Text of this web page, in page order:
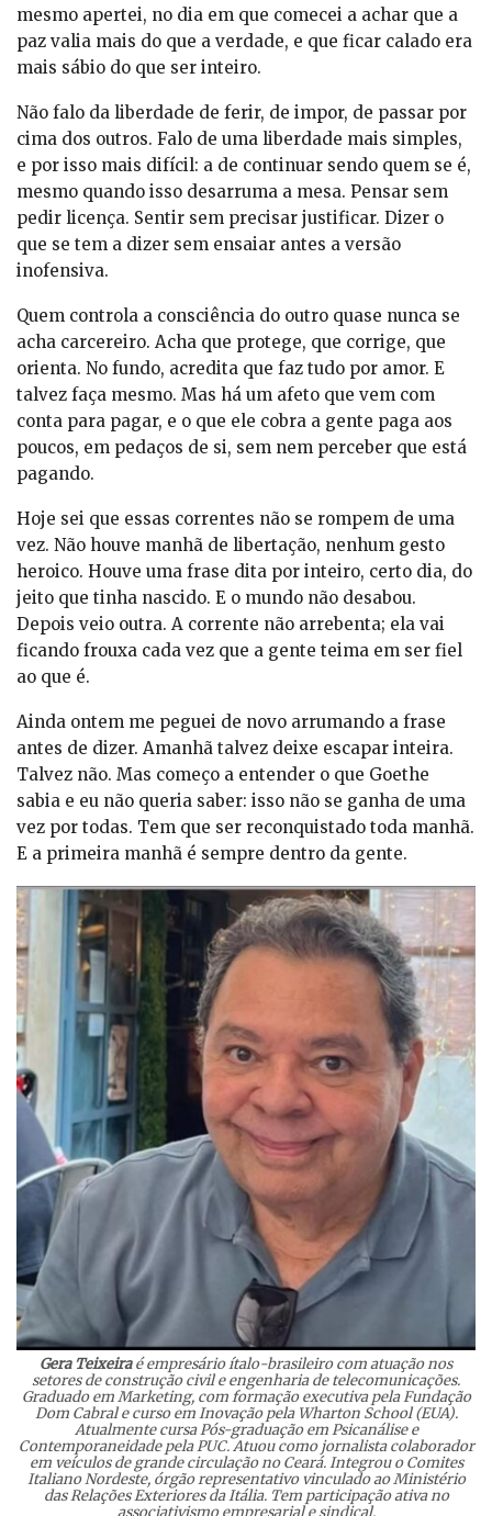
mesmo apertei, no dia em que comecei a achar que a
paz valia mais do que a verdade, e que ficar calado era
mais sábio do que ser inteiro.
Não falo da liberdade de ferir, de impor, de passar por
cima dos outros. Falo de uma liberdade mais simples,
e por isso mais difícil: a de continuar sendo quem se é,
mesmo quando isso desarruma a mesa. Pensar sem
pedir licença. Sentir sem precisar justificar. Dizer o
que se tem a dizer sem ensaiar antes a versão
inofensiva.
Quem controla a consciência do outro quase nunca se
acha carcereiro. Acha que protege, que corrige, que
orienta. No fundo, acredita que faz tudo por amor. E
talvez faça mesmo. Mas há um afeto que vem com
conta para pagar, e o que ele cobra a gente paga aos
poucos, em pedaços de si, sem nem perceber que está
pagando.
Hoje sei que essas correntes não se rompem de uma
vez. Não houve manhã de libertação, nenhum gesto
heroico. Houve uma frase dita por inteiro, certo dia, do
jeito que tinha nascido. E o mundo não desabou.
Depois veio outra. A corrente não arrebenta; ela vai
ficando frouxa cada vez que a gente teima em ser fiel
ao que é.
Ainda ontem me peguei de novo arrumando a frase
antes de dizer. Amanhã talvez deixe escapar inteira.
Talvez não. Mas começo a entender o que Goethe
sabia e eu não queria saber: isso não se ganha de uma
vez por todas. Tem que ser reconquistado toda manhã.
E a primeira manhã é sempre dentro da gente.
Gera Teixeiraé empresário ítalo-brasileiro com atuação nos
setores de construção civil e engenharia de telecomunicações.
Graduado em Marketing, com formação executiva pela Fundação
Dom Cabral e curso em Inovação pela Wharton School (EUA).
Atualmente cursa Pós-graduação em Psicanálise e
Contemporaneidade pela PUC. Atuou como jornalista colaborador
em veículos de grande circulação no Ceará. Integrou o Comites
Italiano Nordeste, órgão representativo vinculado ao Ministério
das Relações Exteriores da Itália. Tem participação ativa no
associativismo empresarial e sindical.